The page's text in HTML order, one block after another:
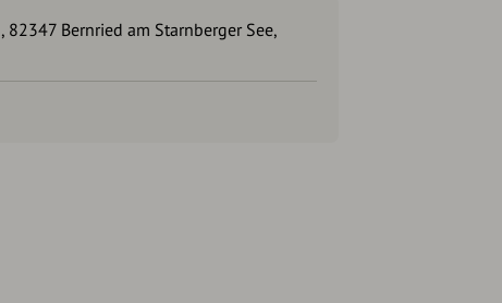
82347 Bernried am Starnberger See,